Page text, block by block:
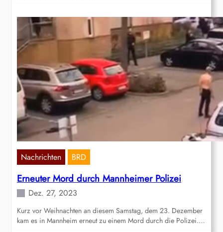
Nachrichten BRD
Erneuter Mord durch Mannheimer Polizei
Dez. 27, 2023
Kurz vor Weihnachten an diesem Samstag, dem 23. Dezember
kam es in Mannheim erneut zu einem Mord durch die Polizei.…